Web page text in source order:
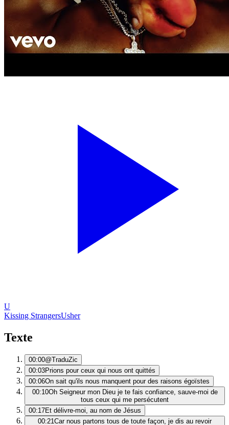
U
Kissing StrangersUsher
Texte
00:00@TraduZic
00:03Prions pour ceux qui nous ont quittés
00:06On sait qu'ils nous manquent pour des raisons égoïstes
00:10Oh Seigneur mon Dieu je te fais confiance, sauve-moi de
tous ceux qui me persécutent
00:17Et délivre-moi, au nom de Jésus
00:21Car nous partons tous de toute façon, je dis au revoir